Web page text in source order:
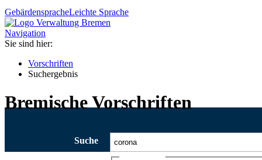
GebärdenspracheLeichte Sprache
Navigation
Sie sind hier:
Vorschriften
Suchergebnis
Bremische Vorschriften
Suche